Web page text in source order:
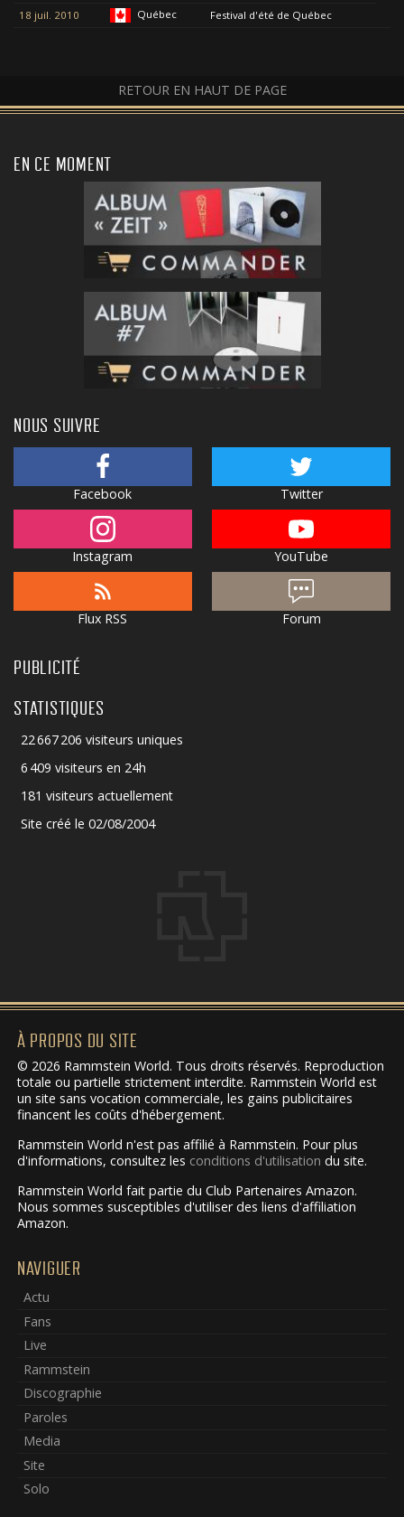
18 juil. 2010 Québec Festival d'été de Québec
RETOUR EN HAUT DE PAGE
EN CE MOMENT
NOUS SUIVRE
Facebook Twitter
Instagram YouTube
Flux RSS Forum
PUBLICITÉ
STATISTIQUES
22 667 206 visiteurs uniques
6 409 visiteurs en 24h
181 visiteurs actuellement
Site créé le 02/08/2004
À PROPOS DU SITE
© 2026 Rammstein World. Tous droits réservés. Reproduction
totale ou partielle strictement interdite. Rammstein World est
un site sans vocation commerciale, les gains publicitaires
financent les coûts d'hébergement.
Rammstein World n'est pas affilié à Rammstein. Pour plus
d'informations, consultez les conditions d'utilisation du site.
Rammstein World fait partie du Club Partenaires Amazon.
Nous sommes susceptibles d'utiliser des liens d'affiliation
Amazon.
NAVIGUER
Actu
Fans
Live
Rammstein
Discographie
Paroles
Media
Site
Solo